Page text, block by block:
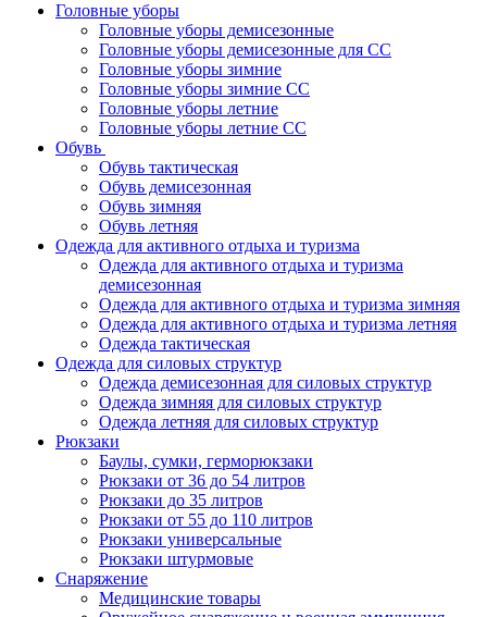
Головные уборы
Головные уборы демисезонные
Головные уборы демисезонные для СС
Головные уборы зимние
Головные уборы зимние СС
Головные уборы летние
Головные уборы летние СС
Обувь
Обувь тактическая
Обувь демисезонная
Обувь зимняя
Обувь летняя
Одежда для активного отдыха и туризма
Одежда для активного отдыха и туризма
демисезонная
Одежда для активного отдыха и туризма зимняя
Одежда для активного отдыха и туризма летняя
Одежда тактическая
Одежда для силовых структур
Одежда демисезонная для силовых структур
Одежда зимняя для силовых структур
Одежда летняя для силовых структур
Рюкзаки
Баулы, сумки, герморюкзаки
Рюкзаки от 36 до 54 литров
Рюкзаки до 35 литров
Рюкзаки от 55 до 110 литров
Рюкзаки универсальные
Рюкзаки штурмовые
Снаряжение
Медицинские товары